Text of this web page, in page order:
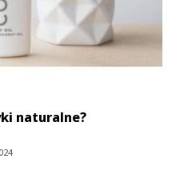
naturalne?